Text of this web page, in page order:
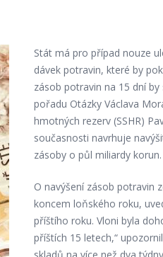
Stát má pro případ nouze
dávek potravin, které by
zásob potravin na 15 dní
pořadu Otázky Václava
hmotných rezerv (SSHR)
současnosti navrhuje
zásoby o půl miliardy korun.
O navýšení zásob potravin
koncem loňského roku,
příštího roku. Vloni byla
příštích 15 letech,“